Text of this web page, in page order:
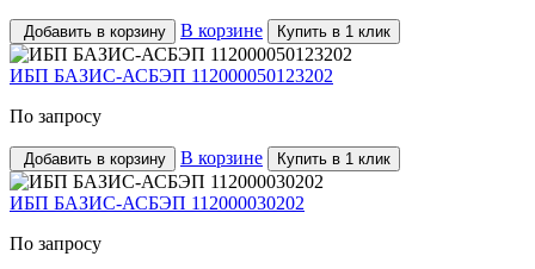
Добавить в корзину В корзине Купить в 1 клик
ИБП БАЗИС-АСБЭП 112000050123202
По запросу
Добавить в корзину В корзине Купить в 1 клик
ИБП БАЗИС-АСБЭП 112000030202
По запросу